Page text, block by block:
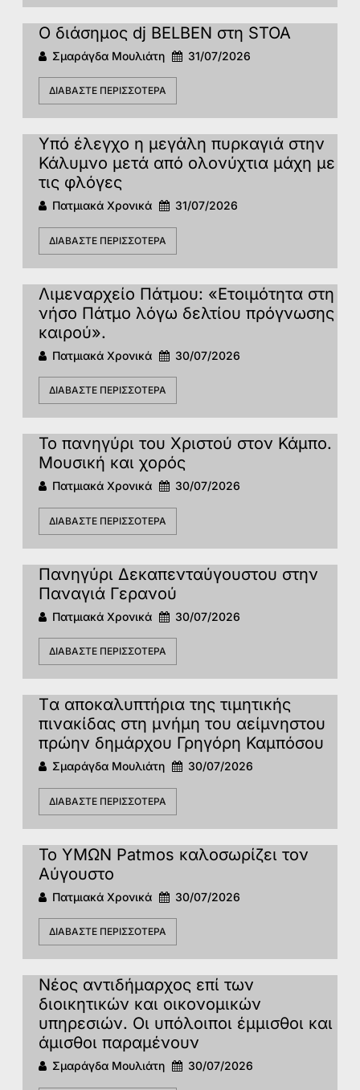
Ο διάσημος dj BELBEN στη STOA
Σμαράγδα Μουλιάτη 31/07/2026
ΔΙΑΒΆΣΤΕ ΠΕΡΙΣΣΌΤΕΡΑ
Υπό έλεγχο η μεγάλη πυρκαγιά στην
Κάλυμνο μετά από ολονύχτια μάχη με
τις φλόγες
Πατμιακά Χρονικά 31/07/2026
ΔΙΑΒΆΣΤΕ ΠΕΡΙΣΣΌΤΕΡΑ
Λιμεναρχείο Πάτμου: «Ετοιμότητα στη
νήσο Πάτμο λόγω δελτίου πρόγνωσης
καιρού».
Πατμιακά Χρονικά 30/07/2026
ΔΙΑΒΆΣΤΕ ΠΕΡΙΣΣΌΤΕΡΑ
Το πανηγύρι του Χριστού στον Κάμπο.
Μουσική και χορός
Πατμιακά Χρονικά 30/07/2026
ΔΙΑΒΆΣΤΕ ΠΕΡΙΣΣΌΤΕΡΑ
Πανηγύρι Δεκαπενταύγουστου στην
Παναγιά Γερανού
Πατμιακά Χρονικά 30/07/2026
ΔΙΑΒΆΣΤΕ ΠΕΡΙΣΣΌΤΕΡΑ
Tα αποκαλυπτήρια της τιμητικής
πινακίδας στη μνήμη του αείμνηστου
πρώην δημάρχου Γρηγόρη Καμπόσου
Σμαράγδα Μουλιάτη 30/07/2026
ΔΙΑΒΆΣΤΕ ΠΕΡΙΣΣΌΤΕΡΑ
Το ΥΜΩΝ Patmos καλοσωρίζει τον
Αύγουστο
Πατμιακά Χρονικά 30/07/2026
ΔΙΑΒΆΣΤΕ ΠΕΡΙΣΣΌΤΕΡΑ
Νέος αντιδήμαρχος επί των
διοικητικών και οικονομικών
υπηρεσιών. Οι υπόλοιποι έμμισθοι και
άμισθοι παραμένουν
Σμαράγδα Μουλιάτη 30/07/2026